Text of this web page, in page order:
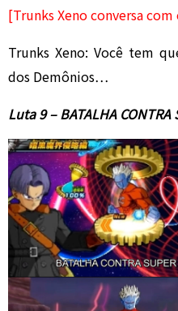
[Trunks Xeno conversa
Trunks Xeno: Você tem
dos Demônios…
Luta 9 – BATALHA CONTRA